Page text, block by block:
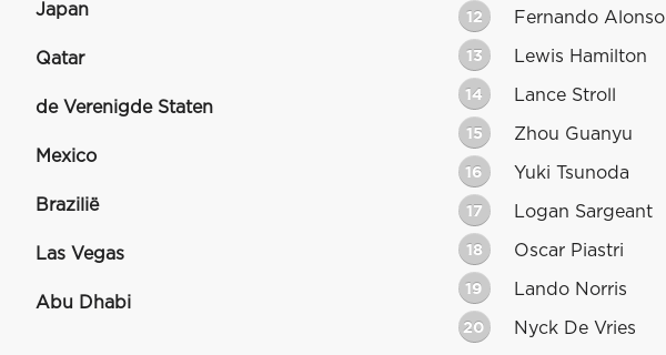
Japan
Qatar
de Verenigde Staten
Mexico
Brazilië
Las Vegas
Abu Dhabi
12 Fernando Alonso
13 Lewis Hamilton
14 Lance Stroll
15 Zhou Guanyu
16 Yuki Tsunoda
17 Logan Sargeant
18 Oscar Piastri
19 Lando Norris
20 Nyck De Vries